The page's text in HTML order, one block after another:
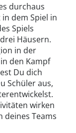
durchaus
dem Spiel in
Spiels
Häusern.
in der
den Kampf
Du dich
Schüler aus,
wirken
deines Teams